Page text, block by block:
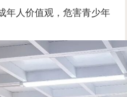
年人价值观，危害青少年